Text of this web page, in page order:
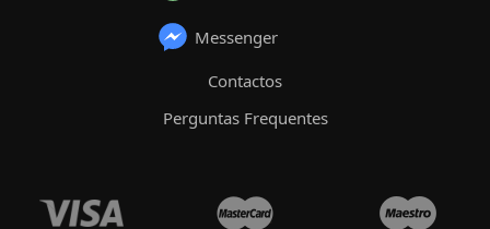
Messenger
Contactos
Perguntas Frequentes